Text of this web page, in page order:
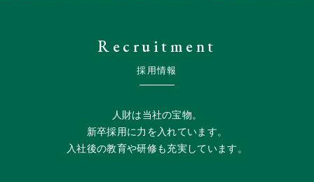
Recruitment
採用情報
人財は当社の宝物。
新卒採用に力を入れています。
入社後の教育や研修も充実しています。